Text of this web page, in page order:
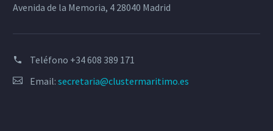
Avenida de la Memoria, 4 28040 Madrid
Teléfono +34 608 389 171
Email: secretaria@clustermaritimo.es